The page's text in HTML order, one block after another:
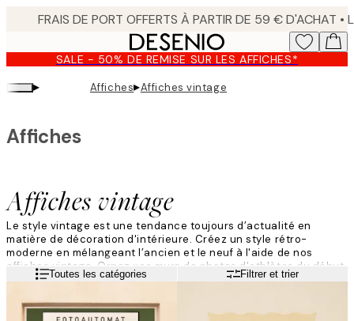
content.SALE - 50% DE REMISE SUR LES AFFICHES*
▸ Affiches▸Affiches vintage
Affiches vintage
Affiches
Le style vintage est une tendance toujours d’actualité en
matière de décoration d'intérieure. Créez un style rétro-
moderne en mélangeant l’ancien et le neuf à l'aide de nos
affiches vintage. Ornez vos murs de photos d'athlètes du début
du 20e siècle ou de motifs de fleurs et de plantes qui vous
Lire la suiteToutes les catégories Filtrer et trier